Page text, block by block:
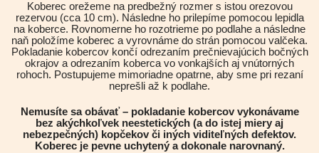
Koberec orežeme na predbežný rozmer s istou orezovou
rezervou (cca 10 cm). Následne ho prilepíme pomocou lepidla
na koberce. Rovnomerne ho rozotrieme po podlahe a následne
naň položíme koberec a vyrovnáme do strán pomocou valčeka.
Pokladanie kobercov končí odrezaním prečnievajúcich bočných
okrajov a odrezaním koberca vo vonkajších aj vnútorných
rohoch. Postupujeme mimoriadne opatrne, aby sme pri rezaní
neprešli až k podlahe.
Nemusíte sa obávať – pokladanie kobercov vykonávame
bez akýchkoľvek neestetických (a do istej miery aj
nebezpečných) kopčekov či iných viditeľných defektov.
Koberec je pevne uchytený a dokonale narovnaný.